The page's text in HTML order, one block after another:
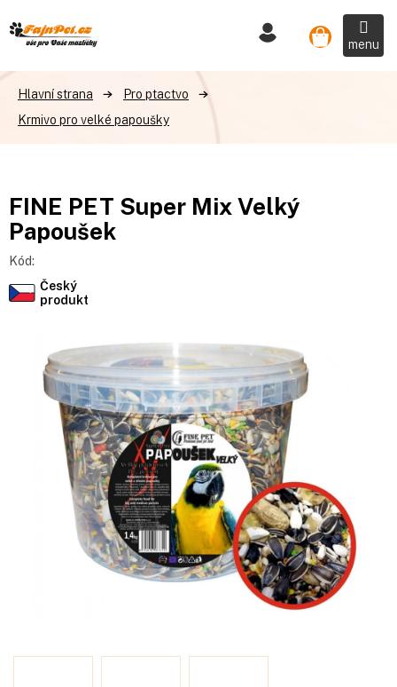
na
obsah
Nákupní
košík
Pro ptactvo
Krmivo pro velké papoušky
FINE PET Super Mix Velký
Papoušek
Kód:
Český
produkt